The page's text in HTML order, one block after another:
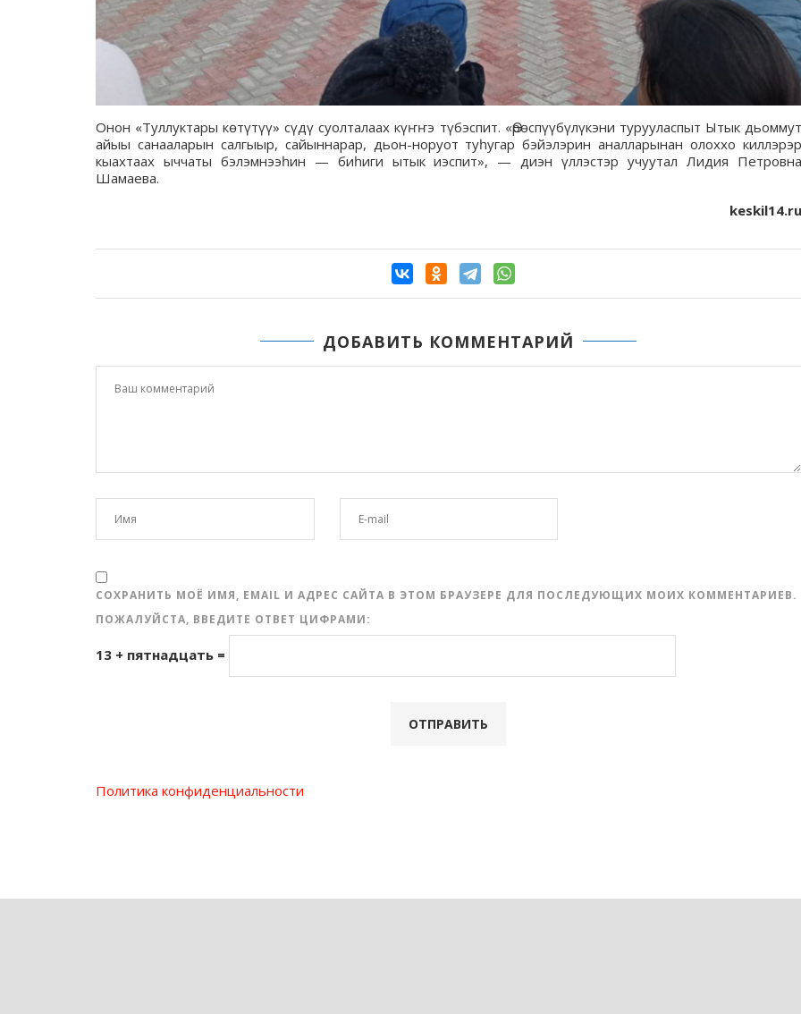
Онон «Туллуктары көтүтүү» сүдү суолталаах күҥҥэ түбэспит. «Өрөспүүбүлүкэни турууласпыт Ытык дьоммут
айыы санааларын салгыыр, сайыннарар, дьон-норуот туһугар бэйэлэрин аналларынан олоххо киллэрэр
кыахтаах ыччаты бэлэмнээһин — биһиги ытык иэспит», — диэн үллэстэр учуутал Лидия Петровна
Шамаева.
keskil14.ru
ДОБАВИТЬ КОММЕНТАРИЙ
СОХРАНИТЬ МОЁ ИМЯ, EMAIL И АДРЕС САЙТА В ЭТОМ БРАУЗЕРЕ ДЛЯ ПОСЛЕДУЮЩИХ МОИХ КОММЕНТАРИЕВ.
ПОЖАЛУЙСТА, ВВЕДИТЕ ОТВЕТ ЦИФРАМИ:
13 + пятнадцать =
Политика конфиденциальности